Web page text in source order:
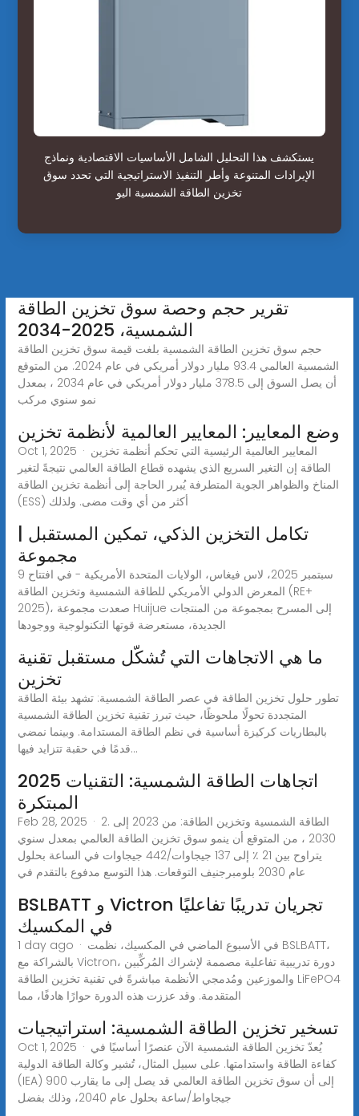
يستكشف هذا التحليل الشامل الأساسيات الاقتصادية ونماذج
الإيرادات المتنوعة وأطر التنفيذ الاستراتيجية التي تحدد سوق
تخزين الطاقة الشمسية اليو
تقرير حجم وحصة سوق تخزين الطاقة
الشمسية، 2025-2034
حجم سوق تخزين الطاقة الشمسية بلغت قيمة سوق تخزين الطاقة
الشمسية العالمي 93.4 مليار دولار أمريكي في عام 2024. من المتوقع
أن يصل السوق إلى 378.5 مليار دولار أمريكي في عام 2034 ، بمعدل
نمو سنوي مركب
وضع المعايير: المعايير العالمية لأنظمة تخزين
Oct 1, 2025 · المعايير العالمية الرئيسية التي تحكم أنظمة تخزين
الطاقة إن التغير السريع الذي يشهده قطاع الطاقة العالمي نتيجةً لتغير
المناخ والظواهر الجوية المتطرفة يُبرر الحاجة إلى أنظمة تخزين الطاقة
(ESS) أكثر من أي وقت مضى. ولذلك
تكامل التخزين الذكي، تمكين المستقبل |
مجموعة
9 سبتمبر 2025، لاس فيغاس، الولايات المتحدة الأمريكية - في افتتاح
المعرض الدولي الأمريكي للطاقة الشمسية وتخزين الطاقة (RE+
2025)، صعدت مجموعة Huijue إلى المسرح بمجموعة من المنتجات
الجديدة، مستعرضة قوتها التكنولوجية ووجودها
ما هي الاتجاهات التي تُشكّل مستقبل تقنية
تخزين
تطور حلول تخزين الطاقة في عصر الطاقة الشمسية: تشهد بيئة الطاقة
المتجددة تحولًا ملحوظًا، حيث تبرز تقنية تخزين الطاقة الشمسية
بالبطاريات كركيزة أساسية في نظم الطاقة المستدامة. وبينما نمضي
قدمًا في حقبة تتزايد فيها...
2025 اتجاهات الطاقة الشمسية: التقنيات
المبتكرة
Feb 28, 2025 · 2. الطاقة الشمسية وتخزين الطاقة: من 2023 إلى
2030 ، من المتوقع أن ينمو سوق تخزين الطاقة العالمي بمعدل سنوي
يتراوح بين 21 ٪ إلى 137 جيجاوات/442 جيجاوات في الساعة بحلول
عام 2030 بلومبرجنيف التوقعات. هذا التوسع مدفوع بالتقدم في
BSLBATT و Victron تجريان تدريبًا تفاعليًا
في المكسيك
1 day ago · في الأسبوع الماضي في المكسيك، نظمت BSLBATT،
بالشراكة مع Victron، دورة تدريبية تفاعلية مصممة لإشراك المُركِّبين
والموزعين ومُدمجي الأنظمة مباشرةً في تقنية تخزين الطاقة LiFePO4
المتقدمة. وقد عززت هذه الدورة حوارًا هادفًا، مما
تسخير تخزين الطاقة الشمسية: استراتيجيات
Oct 1, 2025 · يُعدّ تخزين الطاقة الشمسية الآن عنصرًا أساسيًا في
كفاءة الطاقة واستدامتها. على سبيل المثال، تُشير وكالة الطاقة الدولية
(IEA) إلى أن سوق تخزين الطاقة العالمي قد يصل إلى ما يقارب 900
جيجاواط/ساعة بحلول عام 2040، وذلك بفضل